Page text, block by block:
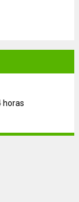
horas